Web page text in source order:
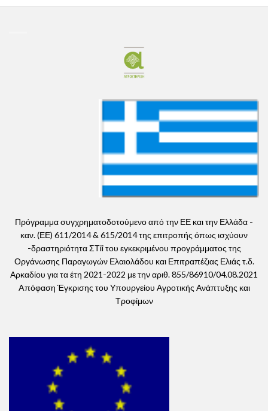
Πρόγραμμα συγχρηματοδοτούμενο από την ΕΕ και την Ελλάδα -
καν. (ΕΕ) 611/2014 & 615/2014 της επιτροπής όπως ισχύουν
-δραστηριότητα ΣΤii του εγκεκριμένου προγράμματος της
Οργάνωσης Παραγωγών Ελαιολάδου και Επιτραπέζιας Ελιάς τ.δ.
Αρκαδίου για τα έτη 2021-2022 με την αριθ. 855/86910/04.08.2021
Aπόφαση Έγκρισης του Υπουργείου Αγροτικής Ανάπτυξης και
Τροφίμων